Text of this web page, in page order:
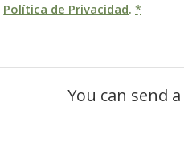
Política de Privacidad. *
You can send a